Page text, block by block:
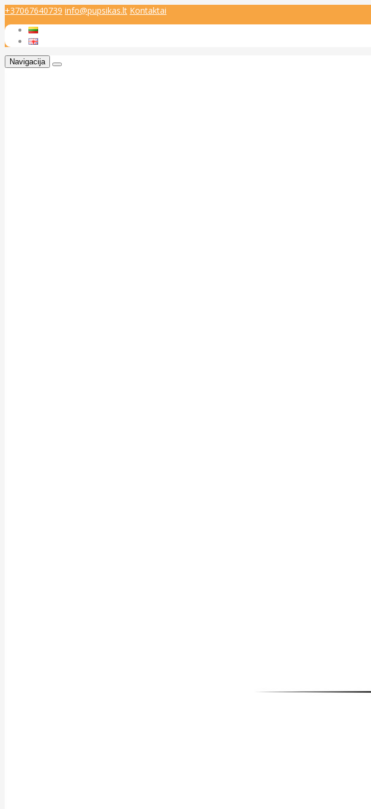
+37067640739 info@pupsikas.lt Kontaktai
Navigacija